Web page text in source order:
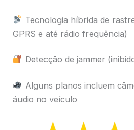
Tecnologia híbrida de
GPRS e até rádio frequência)
Detecção de jammer
Alguns planos incluem
áudio no veículo